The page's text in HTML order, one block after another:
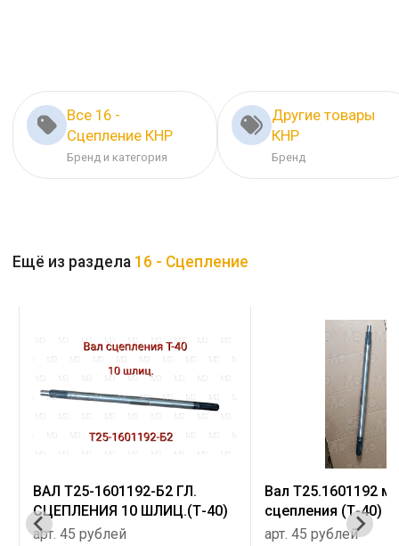
Все 16 -
Сцепление КНР
Бренд и категория
Другие товары
КНР
Бренд
Ещё из раздела 16 - Сцепление
Вал Т25.1601192 муфты
сцепления (Т-40)
арт. 45 рублей
Вилка нового
А25.21.127
арт. Цену уточняйте